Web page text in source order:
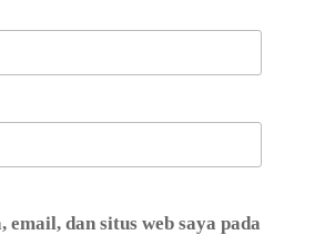
email, dan situs web saya pada